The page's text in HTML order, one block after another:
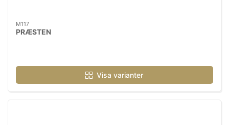
M117
PRÆSTEN
Visa varianter